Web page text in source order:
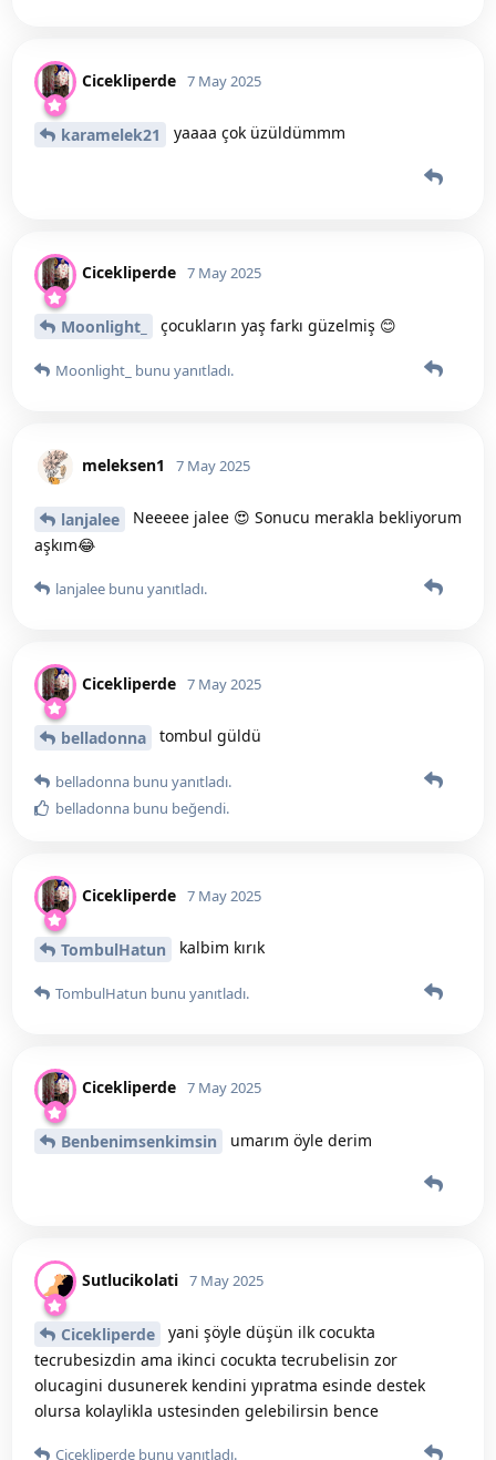
Cicekliperde 7 May 2025
karamelek21 yaaaa çok üzüldümmm
Cicekliperde 7 May 2025
Moonlight_ çocukların yaş farkı güzelmiş 😊
Moonlight_ bunu yanıtladı.
meleksen1 7 May 2025
lanjalee
Neeeee jalee 😍 Sonucu merakla bekliyorum
aşkım😂
lanjalee bunu yanıtladı.
Cicekliperde 7 May 2025
belladonna tombul güldü
belladonna bunu yanıtladı.
belladonna bunu beğendi.
Cicekliperde 7 May 2025
TombulHatun kalbim kırık
TombulHatun bunu yanıtladı.
Cicekliperde 7 May 2025
Benbenimsenkimsin umarım öyle derim
Sutlucikolati 7 May 2025
Cicekliperde
yani şöyle düşün ilk cocukta
tecrubesizdin ama ikinci cocukta tecrubelisin zor
olucagini dusunerek kendini yıpratma esinde destek
olursa kolaylikla ustesinden gelebilirsin bence
Cicekliperde bunu yanıtladı.